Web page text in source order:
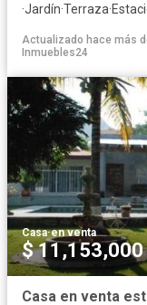
·Jardín·Terraza·
Actualizado hace más
Inmuebles24
Casa·en venta
$ 11,153,000